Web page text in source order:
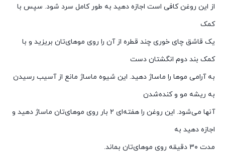
از این روغن کافی است اجازه دهید به طور کامل سرد شود. سپس با
کمک
یک قاشق چای خوری چند قطره از آن را روی موهای‌تان بریزید و با
کمک بند دوم‌ انگشتان دست
به آرامی موها را ماساژ دهید. این شیوه ماساژ مانع از آسیب رسیدن
به ریشه مو و کنده‌شدن
آنها می‌شود. این روغن را هفته‌ای ۲ بار روی موهای‌تان ماساژ دهید و
اجازه دهید به
مدت ۳۰ دقیقه روی موهای‌تان بماند.